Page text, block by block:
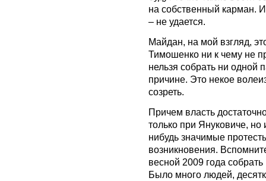
на собственный карман.
– не удается.
Майдан, на мой взгляд,
Тимошенко ни к чему не
нельзя собрать ни одной
причине. Это некое
созреть.
Причем власть
только при Януковиче, но
нибудь значимые
возникновения.
весной 2009 года
Было много людей,